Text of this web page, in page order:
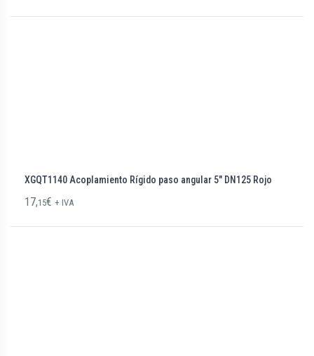
XGQT1140 Acoplamiento Rígido paso angular 5″ DN125 Rojo
17,15€ + IVA